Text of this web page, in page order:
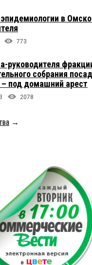
в
773
руководителя
собрания
под домашний арест
2078
→